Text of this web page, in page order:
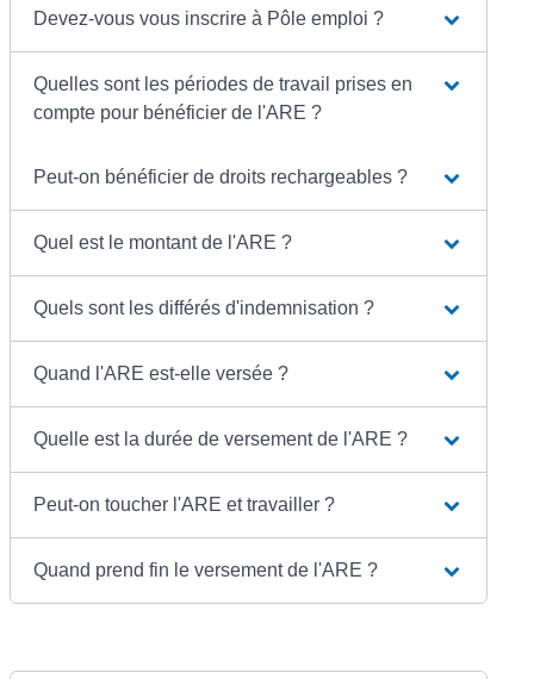
Devez-vous vous inscrire à Pôle emploi ?
Quelles sont les périodes de travail prises en
compte pour bénéficier de l'ARE ?
Peut-on bénéficier de droits rechargeables ?
Quel est le montant de l'ARE ?
Quels sont les différés d'indemnisation ?
Quand l'ARE est-elle versée ?
Quelle est la durée de versement de l'ARE ?
Peut-on toucher l'ARE et travailler ?
Quand prend fin le versement de l'ARE ?